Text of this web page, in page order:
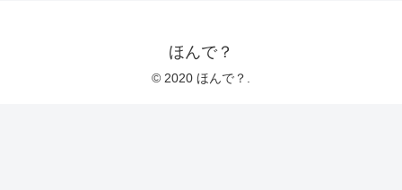
ほんで？
© 2020 ほんで？.